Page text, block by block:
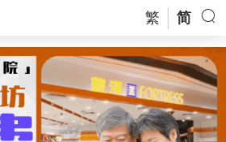
繁 简